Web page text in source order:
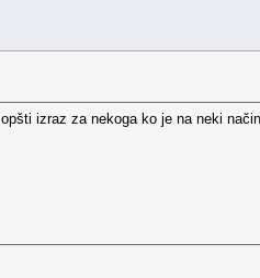
izraz za nekoga ko je na neki